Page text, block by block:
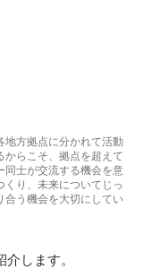
地方拠点に分かれて活動
からこそ、拠点を超えて
同士が交流する機会を意
くり、未来についてじっ
合う機会を大切にしてい
します。